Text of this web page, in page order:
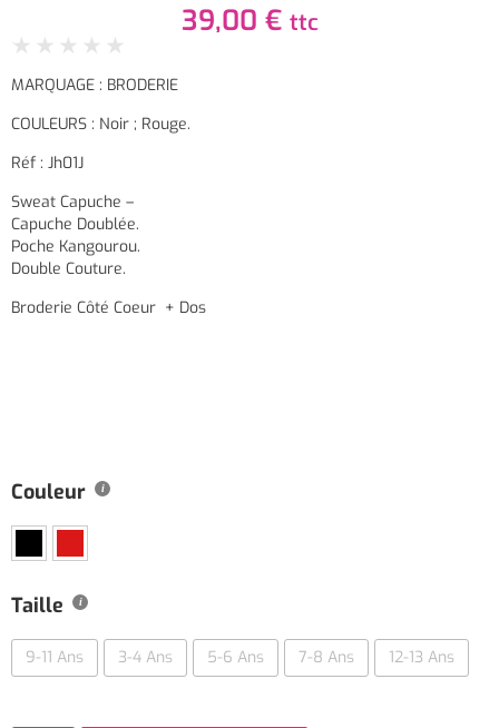
39,00 € ttc
★ ★ ★ ★ ★
MARQUAGE : BRODERIE
COULEURS : Noir ; Rouge.
Réf : Jh01J
Sweat Capuche –
Capuche Doublée.
Poche Kangourou.
Double Couture.
Broderie Côté Coeur + Dos
Couleur
Taille
9-11 Ans 3-4 Ans 5-6 Ans 7-8 Ans 12-13 Ans